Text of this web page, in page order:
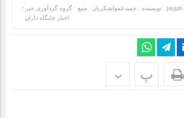
jaygah نویسنده : حمیدعمولشکریان
منبع : گروه گردآوری خبر ؛
اخبار جایگاه داران
پ پ